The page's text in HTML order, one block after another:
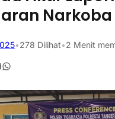
Narkoba
•278 Dilihat•2 Menit
WhatsApp